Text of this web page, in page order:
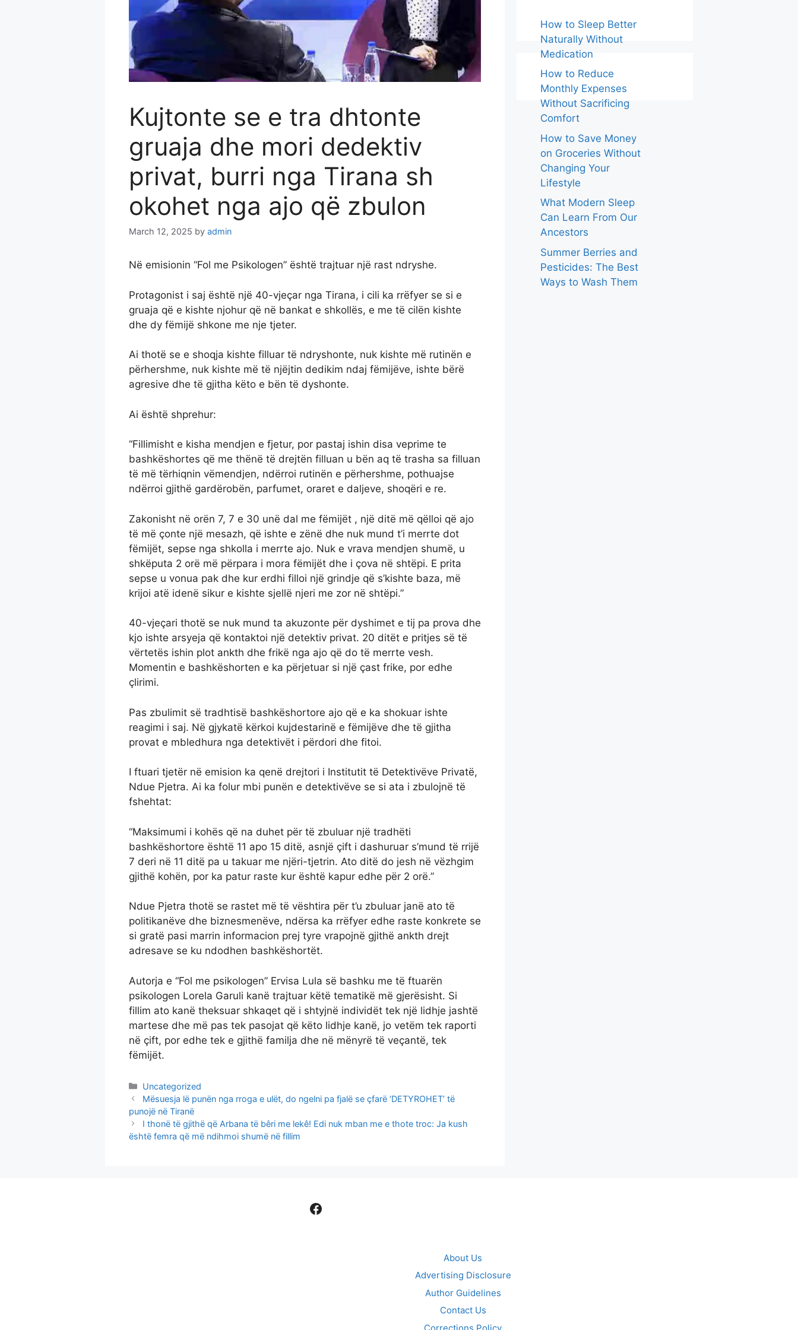
Kujtonte se e tra dhtonte
gruaja dhe mori dedektiv
privat, burri nga Tirana sh
okohet nga ajo që zbulon
March 12, 2025 by admin
Në emisionin “Fol me Psikologen” është trajtuar një rast ndryshe.
Protagonist i saj është një 40-vjeçar nga Tirana, i cili ka rrëfyer se si e
gruaja që e kishte njohur që në bankat e shkollës, e me të cilën kishte
dhe dy fëmijë shkone me nje tjeter.
Ai thotë se e shoqja kishte filluar të ndryshonte, nuk kishte më rutinën e
përhershme, nuk kishte më të njëjtin dedikim ndaj fëmijëve, ishte bërë
agresive dhe të gjitha këto e bën të dyshonte.
Ai është shprehur:
“Fillimisht e kisha mendjen e fjetur, por pastaj ishin disa veprime te
bashkëshortes që me thënë të drejtën filluan u bën aq të trasha sa filluan
të më tërhiqnin vëmendjen, ndërroi rutinën e përhershme, pothuajse
ndërroi gjithë gardërobën, parfumet, oraret e daljeve, shoqëri e re.
Zakonisht në orën 7, 7 e 30 unë dal me fëmijët , një ditë më qëlloi që ajo
të më çonte një mesazh, që ishte e zënë dhe nuk mund t’i merrte dot
fëmijët, sepse nga shkolla i merrte ajo. Nuk e vrava mendjen shumë, u
shkëputa 2 orë më përpara i mora fëmijët dhe i çova në shtëpi. E prita
sepse u vonua pak dhe kur erdhi filloi një grindje që s’kishte baza, më
krijoi atë idenë sikur e kishte sjellë njeri me zor në shtëpi.”
40-vjeçari thotë se nuk mund ta akuzonte për dyshimet e tij pa prova dhe
kjo ishte arsyeja që kontaktoi një detektiv privat. 20 ditët e pritjes së të
vërtetës ishin plot ankth dhe frikë nga ajo që do të merrte vesh.
Momentin e bashkëshorten e ka përjetuar si një çast frike, por edhe
çlirimi.
Pas zbulimit së tradhtisë bashkëshortore ajo që e ka shokuar ishte
reagimi i saj. Në gjykatë kërkoi kujdestarinë e fëmijëve dhe të gjitha
provat e mbledhura nga detektivët i përdori dhe fitoi.
I ftuari tjetër në emision ka qenë drejtori i Institutit të Detektivëve Privatë,
Ndue Pjetra. Ai ka folur mbi punën e detektivëve se si ata i zbulojnë të
fshehtat:
“Maksimumi i kohës që na duhet për të zbuluar një tradhëti
bashkëshortore është 11 apo 15 ditë, asnjë çift i dashuruar s’mund të rrijë
7 deri në 11 ditë pa u takuar me njëri-tjetrin. Ato ditë do jesh në vëzhgim
gjithë kohën, por ka patur raste kur është kapur edhe për 2 orë.”
Ndue Pjetra thotë se rastet më të vështira për t’u zbuluar janë ato të
politikanëve dhe biznesmenëve, ndërsa ka rrëfyer edhe raste konkrete se
si gratë pasi marrin informacion prej tyre vrapojnë gjithë ankth drejt
adresave se ku ndodhen bashkëshortët.
Autorja e “Fol me psikologen” Ervisa Lula së bashku me të ftuarën
psikologen Lorela Garuli kanë trajtuar këtë tematikë më gjerësisht. Si
fillim ato kanë theksuar shkaqet që i shtyjnë individët tek një lidhje jashtë
martese dhe më pas tek pasojat që këto lidhje kanë, jo vetëm tek raporti
në çift, por edhe tek e gjithë familja dhe në mënyrë të veçantë, tek
fëmijët.
Categories
Uncategorized
Mësuesja lë punën nga rroga e ulët, do ngelni pa fjalë se çfarë ‘DETYROHET’ të
punojë në Tiranë
I thonë të gjithë që Arbana të bêri me lekê! Edi nuk mban me e thote troc: Ja kush
është femra që më ndihmoi shumë në fillim
How to Sleep Better
Naturally Without
Medication
How to Reduce
Monthly Expenses
Without Sacrificing
Comfort
How to Save Money
on Groceries Without
Changing Your
Lifestyle
What Modern Sleep
Can Learn From Our
Ancestors
Summer Berries and
Pesticides: The Best
Ways to Wash Them
Facebook
About Us
Advertising Disclosure
Author Guidelines
Contact Us
Corrections Policy